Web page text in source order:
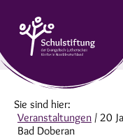
Sie sind hier:
Veranstaltungen / 20
Bad Doberan